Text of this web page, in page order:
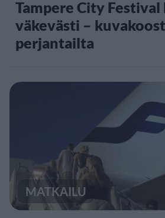
Tampere City
väkevästi –
perjantailta
MATKAILU